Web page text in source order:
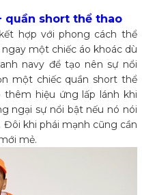
quần short thể thao
hợp với phong cách thể
một chiếc áo khoác dù
navy để tạo nên sự nổi
một chiếc quần short thể
hiệu ứng lấp lánh khi
ngại sự nổi bật nếu nó nói
khi phái mạnh cũng cần
mẻ.